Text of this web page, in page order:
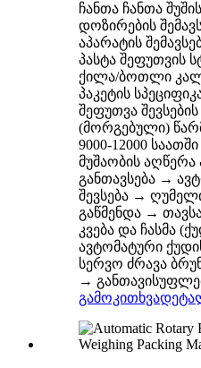
ჩანთა ჩანთა
დოზირების
აპარატის
პასტა შეფუთვის
ქილა/ბოთლი
პაკეტის
შეფუთვა
(მორგებული)
9000-12000
მუშაობის
განთავსება →
შევსება →
გაწმენდა →
კვება და ჩასმა
ავტომატური
სერვო ძრავა
→
გამოკითხვა